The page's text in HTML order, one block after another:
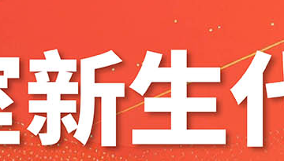
微课堂
作品欣赏
出版书籍